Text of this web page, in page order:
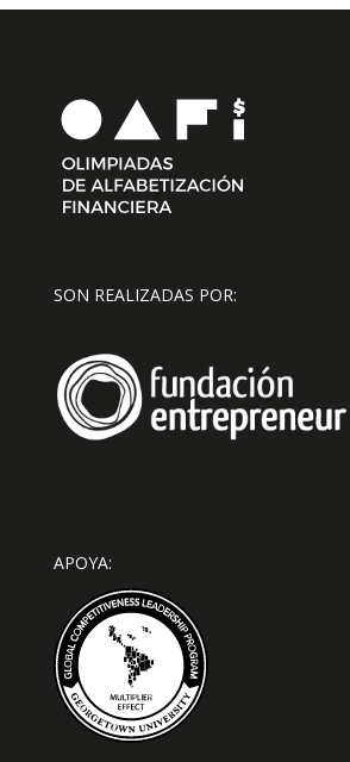
SON REALIZADAS POR:
APOYA: